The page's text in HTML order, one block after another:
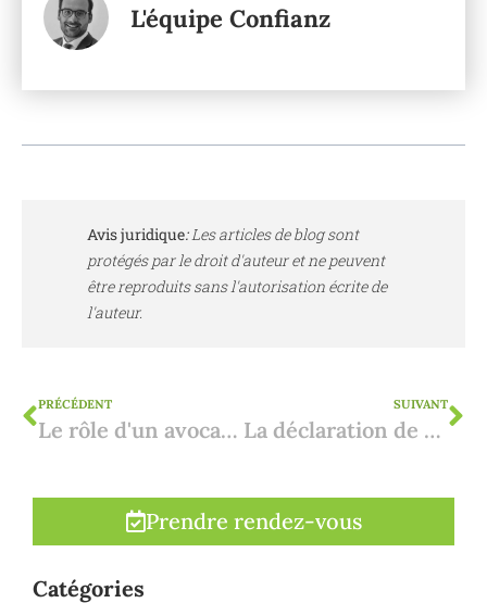
L'équipe Confianz
Avis juridique:Les articles de blog sont
protégés par le droit d'auteur et ne peuvent
être reproduits sans l'autorisation écrite de
l'auteur.
PRÉCÉDENT
Le rôle d'un avocat en Espagne : pourquoi le notaire n'est pas suffisant
SUIVANT
La déclaration de succession en Espagne
Prendre rendez-vous
Catégories